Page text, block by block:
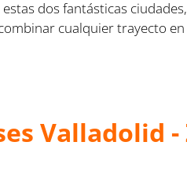
dos fantásticas
cualquier trayecto
Valladolid -